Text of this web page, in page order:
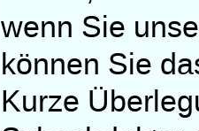
wenn Sie
können Sie
Kurze